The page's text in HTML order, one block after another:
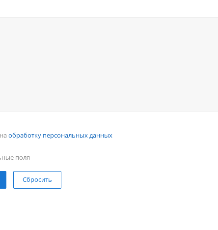
обработку персональных данных
поля
Сбросить